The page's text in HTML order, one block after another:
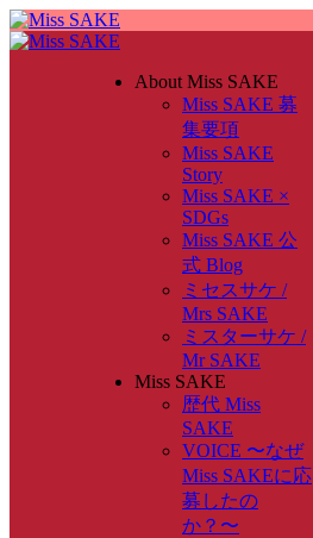
About Miss SAKE
Miss SAKE 募
集要項
Miss SAKE
Story
Miss SAKE ×
SDGs
Miss SAKE 公
式 Blog
ミセスサケ /
Mrs SAKE
ミスターサケ /
Mr SAKE
Miss SAKE
歴代 Miss
SAKE
VOICE 〜なぜ
Miss SAKEに応
募したの
か？〜